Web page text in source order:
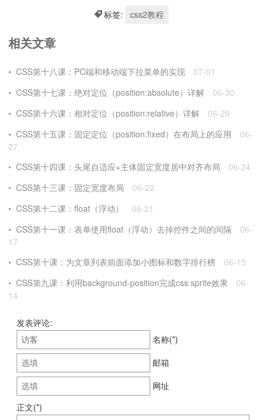
标签:
css2教程
相关文章
CSS第十八课：PC端和移动端下拉菜单的实现
07-01
CSS第十七课：绝对定位（position:absolute）详解
06-30
CSS第十六课：相对定位（position:relative）详解
06-29
CSS第十五课：固定定位（position:fixed）在布局上的应用
06-
27
CSS第十四课：头尾自适应+主体固定宽度居中对齐布局
06-24
CSS第十三课：固定宽度布局
06-22
CSS第十二课：float（浮动）
06-21
CSS第十一课：表单使用float（浮动）去掉控件之间的间隔
06-
17
CSS第十课：为文章列表前面添加小图标和数字排行榜
06-15
CSS第九课：利用background-position完成css sprite效果
06-
14
发表评论:
名称(*)
邮箱
网址
正文(*)